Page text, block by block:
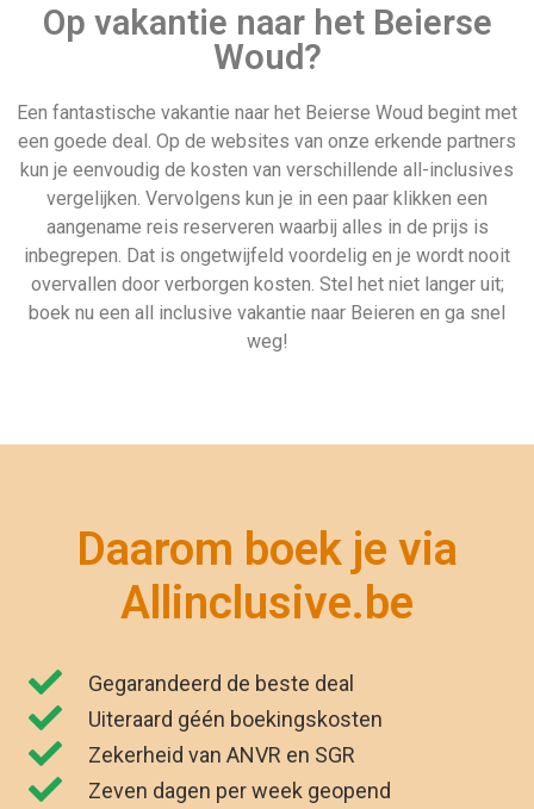
Op vakantie naar het Beierse
Woud?
Een fantastische vakantie naar het Beierse Woud begint met
een goede deal. Op de websites van onze erkende partners
kun je eenvoudig de kosten van verschillende all-inclusives
vergelijken. Vervolgens kun je in een paar klikken een
aangename reis reserveren waarbij alles in de prijs is
inbegrepen. Dat is ongetwijfeld voordelig en je wordt nooit
overvallen door verborgen kosten. Stel het niet langer uit;
boek nu een all inclusive vakantie naar Beieren en ga snel
weg!
Daarom boek je via
Allinclusive.be
Gegarandeerd de beste deal
Uiteraard géén boekingskosten
Zekerheid van ANVR en SGR
Zeven dagen per week geopend